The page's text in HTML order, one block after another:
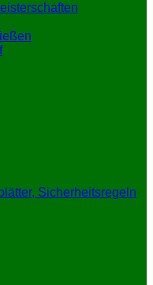
Sicherheitsregeln